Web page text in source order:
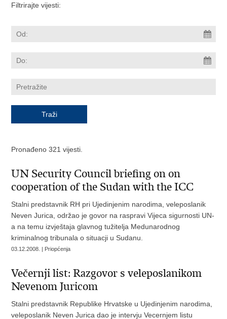
Filtrirajte vijesti:
Pronađeno 321 vijesti.
UN Security Council briefing on on
cooperation of the Sudan with the ICC
Stalni predstavnik RH pri Ujedinjenim narodima, veleposlanik
Neven Jurica, održao je govor na raspravi Vijeca sigurnosti UN-
a na temu izvještaja glavnog tužitelja Medunarodnog
kriminalnog tribunala o situacji u Sudanu.
03.12.2008. | Priopćenja
Večernji list: Razgovor s veleposlanikom
Nevenom Juricom
Stalni predstavnik Republike Hrvatske u Ujedinjenim narodima,
veleposlanik Neven Jurica dao je intervju Vecernjem listu